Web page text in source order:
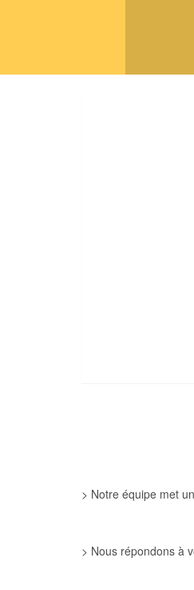
> Notre équipe met
> Nous répondons à